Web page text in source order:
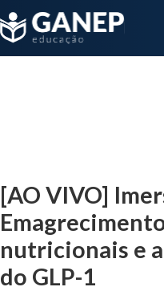
[AO VIVO]
nutricionais e
do GLP-1